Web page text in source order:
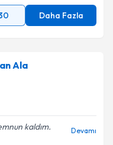
Daha Fazla
Ala
kaldım.
Devamı